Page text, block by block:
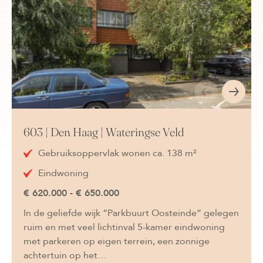
603 | Den Haag | Wateringse Veld
Gebruiksoppervlak wonen ca. 138 m²
Eindwoning
€ 620.000 - € 650.000
In de geliefde wijk “Parkbuurt Oosteinde” gelegen
ruim en met veel lichtinval 5-kamer eindwoning
met parkeren op eigen terrein, een zonnige
achtertuin op het…